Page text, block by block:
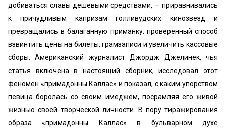
добиваться славы дешевыми средствами, — приравнивались
к причудливым капризам голливудских кинозвезд и
превращались в балаганную приманку: проверенный способ
взвинтить цены на билеты, грамзаписи и увеличить кассовые
сборы. Американский журналист Джордж Джелинек, чья
статья включена в настоящий сборник, исследовал этот
феномен «примадонны Каллас» и показал, с каким упорством
певица боролась со своим имеджем, посрамляя его живой
жизнью своей творческой личности. В пору тиражирования
образа «примадонны Каллас» в бульварном духе